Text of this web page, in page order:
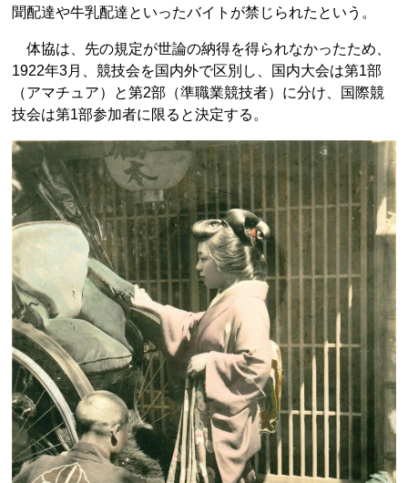
聞配達や牛乳配達といったバイトが禁じられたという。
体協は、先の規定が世論の納得を得られなかったため、
1922年3月、競技会を国内外で区別し、国内大会は第1部
（アマチュア）と第2部（準職業競技者）に分け、国際競
技会は第1部参加者に限ると決定する。